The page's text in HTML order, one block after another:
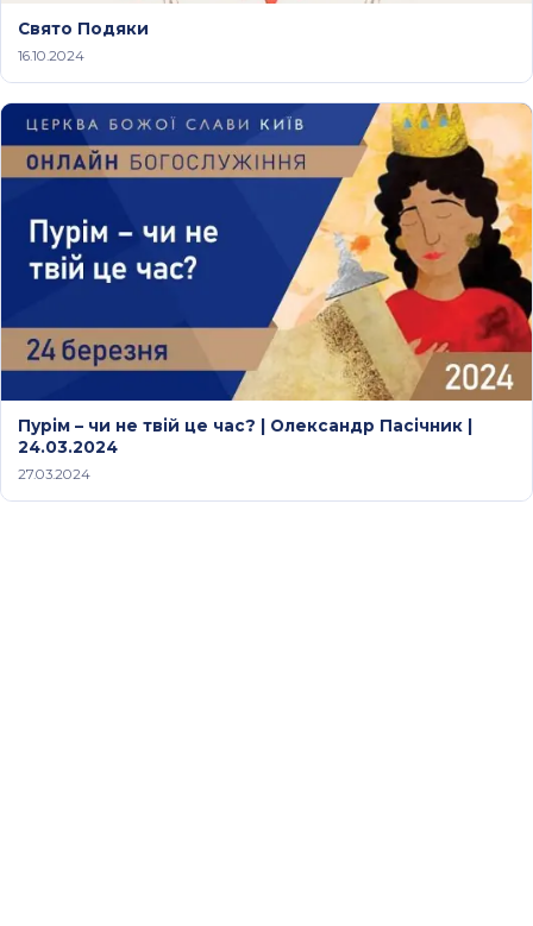
Свято Подяки
16.10.2024
Пурім – чи не твій це час? | Олександр Пасічник |
24.03.2024
27.03.2024